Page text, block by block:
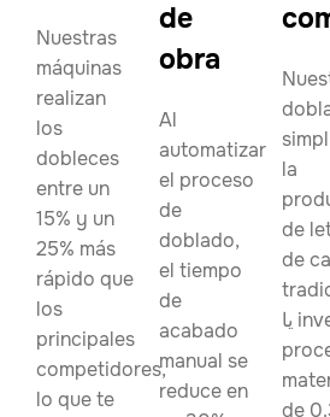
Nuestras
máquinas
realizan
los
dobleces
entre un
15% y un
25% más
rápido que
los
principales
competidores,
lo que te
de
obra
Al
automatizar
el proceso
de
doblado,
el tiempo
de
acabado
manual se
reduce en
la
de
de
یا inversas,
de